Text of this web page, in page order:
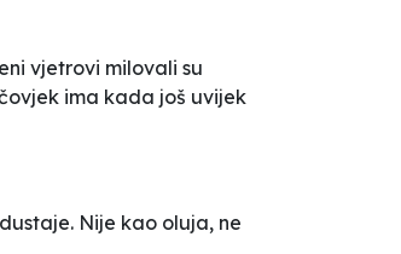
vjetrovi milovali su
ima kada još uvijek
Nije kao oluja, ne